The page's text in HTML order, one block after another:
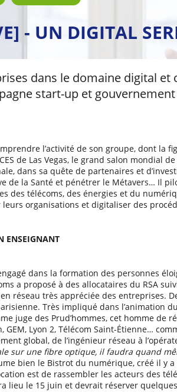
- UN DIGITAL
dans le domaine digital
start-up et
l’activité de son groupe, dont la
de Las Vegas, le grand salon mondial
dans sa quête de partenaires et
de la Santé et pénétrer le Métavers… Il
des télécoms, des énergies et du
organisations et digitaliser des
ENSEIGNANT
dans la formation des personnes
a proposé à des allocataires du RSA
réseau très appréciée des entreprises.
Très impliqué dans l’animation
juge des Prud’hommes, cet homme
GEM, Lyon 2, Télécom Saint-Étienne…
global, de l’ingénieur réseau à
sur une fibre optique, il faudra quand
bien le Bistrot du numérique, créé il y a
est de rassembler les acteurs des
lieu le 15 juin et devrait réserver